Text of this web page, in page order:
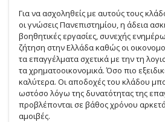
Για να ασχοληθείς με αυτούς τους
οι γνώσεις Πανεπιστημίου, η άδεια
βοηθητικές εργασίες, συνεχής
ζήτηση στην Ελλάδα καθώς οι
τα επαγγέλματα σχετικά με την τη
τα χρηματοοικονομικά. Όσο πιο
καλύτερα. Οι αποδοχές του κλάδου
ωστόσο λόγω της δυνατότητας της
προβλέπονται σε βάθος χρόνου αρκετά
αμοιβές.